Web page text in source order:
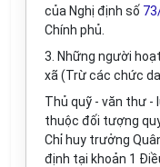
của Nghị định số
Chính phủ.
3. Những người
xã (Trừ các chức
Thủ quỹ - văn thư -
thuộc đối tượng
Chỉ huy trưởng
định tại khoản 1